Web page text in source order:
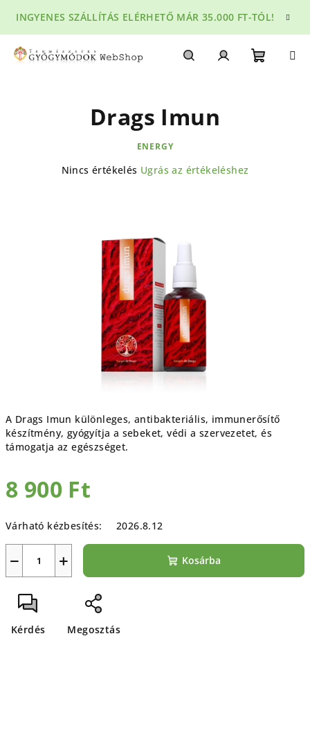
fő
tartalomhoz
INGYENES SZÁLLÍTÁS ELÉRHETŐ MÁR 35.000 FT-TÓL!
A Drags Imun különleges, antibakteriális, immunerősítő
készítmény, gyógyítja a sebeket, védi a szervezetet, és
támogatja az egészséget.
8 900 Ft
Várható kézbesítés:
2026.8.12
+
− Kosárba
Kérdés Megosztás
Drags Imun
ENERGY
A
Nincs értékelés Ugrás az értékeléshez